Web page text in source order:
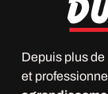
Depuis plus
et